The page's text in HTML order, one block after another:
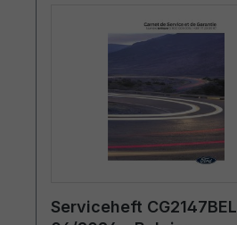
Serviceheft CG2147BEL